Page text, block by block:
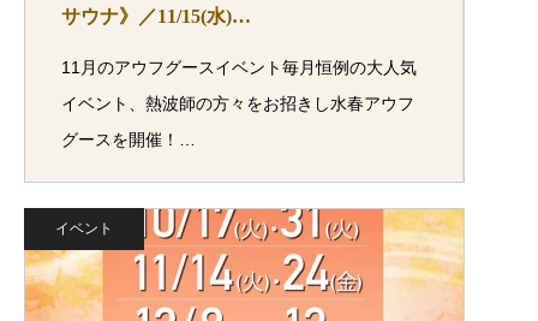
サウナ》／11/15(水)…
11月のアウフグースイベント毎月恒例の大人気
イベント、熱波師の方々をお招きし水春アウフ
グースを開催！…
イベント